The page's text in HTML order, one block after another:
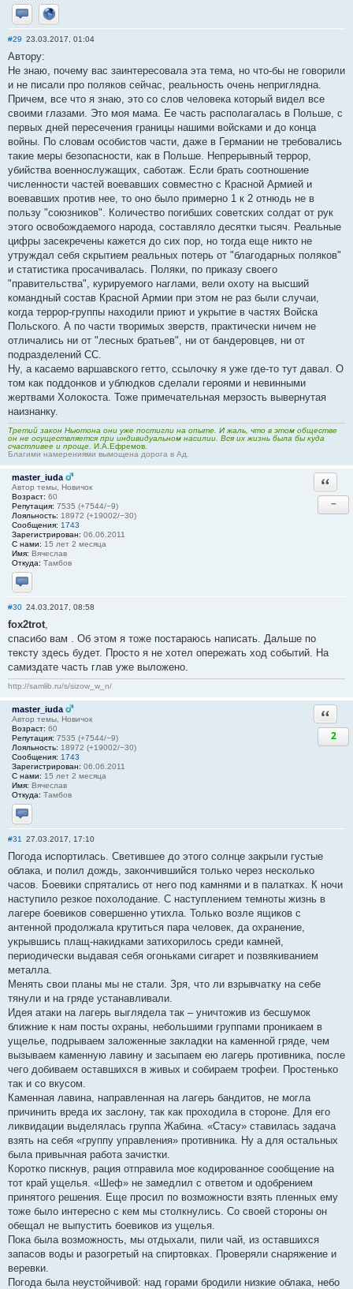
Отправить личное сообщение
Сайт
#29 23.03.2017, 01:04
Автору:
Не знаю, почему вас заинтересовала эта тема, но что-бы не говорили
и не писали про поляков сейчас, реальность очень неприглядна.
Причем, все что я знаю, это со слов человека который видел все
своими глазами. Это моя мама. Ее часть располагалась в Польше, с
первых дней пересечения границы нашими войсками и до конца
войны. По словам особистов части, даже в Германии не требовались
такие меры безопасности, как в Польше. Непрерывный террор,
убийства военнослужащих, саботаж. Если брать соотношение
численности частей воевавших совместно с Красной Армией и
воевавших против нее, то оно было примерно 1 к 2 отнюдь не в
пользу "союзников". Количество погибших советских солдат от рук
этого освобождаемого народа, составляло десятки тысяч. Реальные
цифры засекречены кажется до сих пор, но тогда еще никто не
утруждал себя скрытием реальных потерь от "благодарных поляков"
и статистика просачивалась. Поляки, по приказу своего
"правительства", курируемого наглами, вели охоту на высший
командный состав Красной Армии при этом не раз были случаи,
когда террор-группы находили приют и укрытие в частях Войска
Польского. А по части творимых зверств, практически ничем не
отличались ни от "лесных братьев", ни от бандеровцев, ни от
подразделений СС.
Ну, а касаемо варшавского гетто, ссылочку я уже где-то тут давал. О
том как поддонков и ублюдков сделали героями и невинными
жертвами Холокоста. Тоже примечательная мерзость вывернутая
наизнанку.
Третий закон Ньютона они уже постигли на опыте. И жаль, что в этом обществе
он не осуществляется при индивидуальном насилии. Вся их жизнь была бы куда
счастливее и проще. И.А.Ефремов.
Благими намерениями вымощена дорога в Ад.
master_iuda
Автор темы, Новичок
Возраст: 60
Репутация: 7535 (+7544/−9)
Лояльность: 18972 (+19002/−30)
Сообщения: 1743
Зарегистрирован: 06.06.2011
С нами: 15 лет 2 месяца
Имя: Вячеслав
Откуда: Тамбов
Отправить личное сообщение
−
#30 24.03.2017, 08:58
fox2trot
спасибо вам . Об этом я тоже постараюсь написать. Дальше по
тексту здесь будет. Просто я не хотел опережать ход событий. На
самиздате часть глав уже выложено.
http://samlib.ru/s/sizow_w_n/
master_iuda
Автор темы, Новичок
Возраст: 60
Репутация: 7535 (+7544/−9)
Лояльность: 18972 (+19002/−30)
Сообщения: 1743
Зарегистрирован: 06.06.2011
С нами: 15 лет 2 месяца
Имя: Вячеслав
Откуда: Тамбов
Отправить личное сообщение
2
#31 27.03.2017, 17:10
Погода испортилась. Светившее до этого солнце закрыли густые
облака, и полил дождь, закончившийся только через несколько
часов. Боевики спрятались от него под камнями и в палатках. К ночи
наступило резкое похолодание. С наступлением темноты жизнь в
лагере боевиков совершенно утихла. Только возле ящиков с
антенной продолжала крутиться пара человек, да охранение,
укрывшись плащ-накидками затихорилось среди камней,
периодически выдавая себя огоньками сигарет и позвякиванием
металла.
Менять свои планы мы не стали. Зря, что ли взрывчатку на себе
тянули и на гряде устанавливали.
Идея атаки на лагерь выглядела так – уничтожив из бесшумок
ближние к нам посты охраны, небольшими группами проникаем в
ущелье, подрываем заложенные закладки на каменной гряде, чем
вызываем каменную лавину и засыпаем ею лагерь противника, после
чего добиваем оставшихся в живых и собираем трофеи. Простенько
так и со вкусом.
Каменная лавина, направленная на лагерь бандитов, не могла
причинить вреда их заслону, так как проходила в стороне. Для его
ликвидации выделялась группа Жабина. «Стасу» ставилась задача
взять на себя «группу управления» противника. Ну а для остальных
была привычная работа зачистки.
Коротко пискнув, рация отправила мое кодированное сообщение на
тот край ущелья. «Шеф» не замедлил с ответом и одобрением
принятого решения. Еще просил по возможности взять пленных ему
тоже было интересно с кем мы столкнулись. Со своей стороны он
обещал не выпустить боевиков из ущелья.
Пока была возможность, мы отдыхали, пили чай, из оставшихся
запасов воды и разогретый на спиртовках. Проверяли снаряжение и
веревки.
Погода была неустойчивой: над горами бродили низкие облака, небо